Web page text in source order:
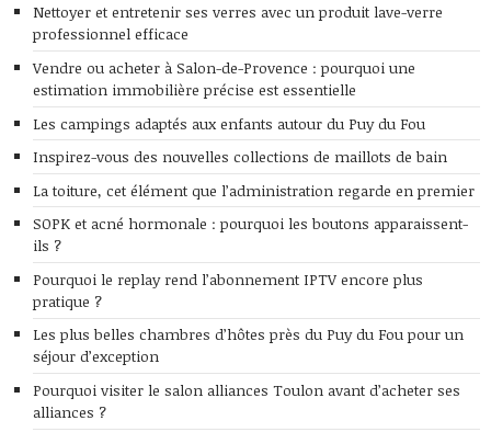
Nettoyer et entretenir ses verres avec un produit lave-verre
professionnel efficace
Vendre ou acheter à Salon-de-Provence : pourquoi une
estimation immobilière précise est essentielle
Les campings adaptés aux enfants autour du Puy du Fou
Inspirez-vous des nouvelles collections de maillots de bain
La toiture, cet élément que l’administration regarde en premier
SOPK et acné hormonale : pourquoi les boutons apparaissent-
ils ?
Pourquoi le replay rend l’abonnement IPTV encore plus
pratique ?
Les plus belles chambres d’hôtes près du Puy du Fou pour un
séjour d’exception
Pourquoi visiter le salon alliances Toulon avant d’acheter ses
alliances ?